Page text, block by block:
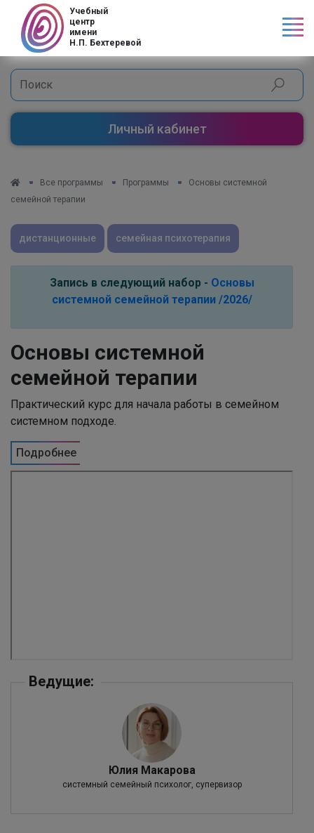
Учебный
центр
имени
Н.П. Бехтеревой
Личный кабинет
Все программы Программы
Основы системной
семейной терапии
дистанционные семейная психотерапия
Запись в следующий набор - Основы
системной семейной терапии /2026/
Основы системной
семейной терапии
Практический курс для начала работы в семейном
системном подходе.
Подробнее
Ведущие:
Юлия Макарова
системный семейный психолог, супервизор
Код страны